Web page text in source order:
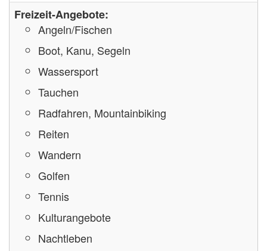
Freizeit-Angebote:
Angeln/Fischen
Boot, Kanu, Segeln
Wassersport
Tauchen
Radfahren, Mountainbiking
Reiten
Wandern
Golfen
Tennis
Kulturangebote
Nachtleben